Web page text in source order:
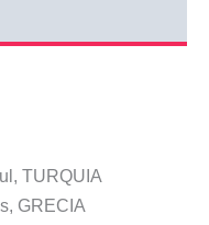
TURQUIA
GRECIA